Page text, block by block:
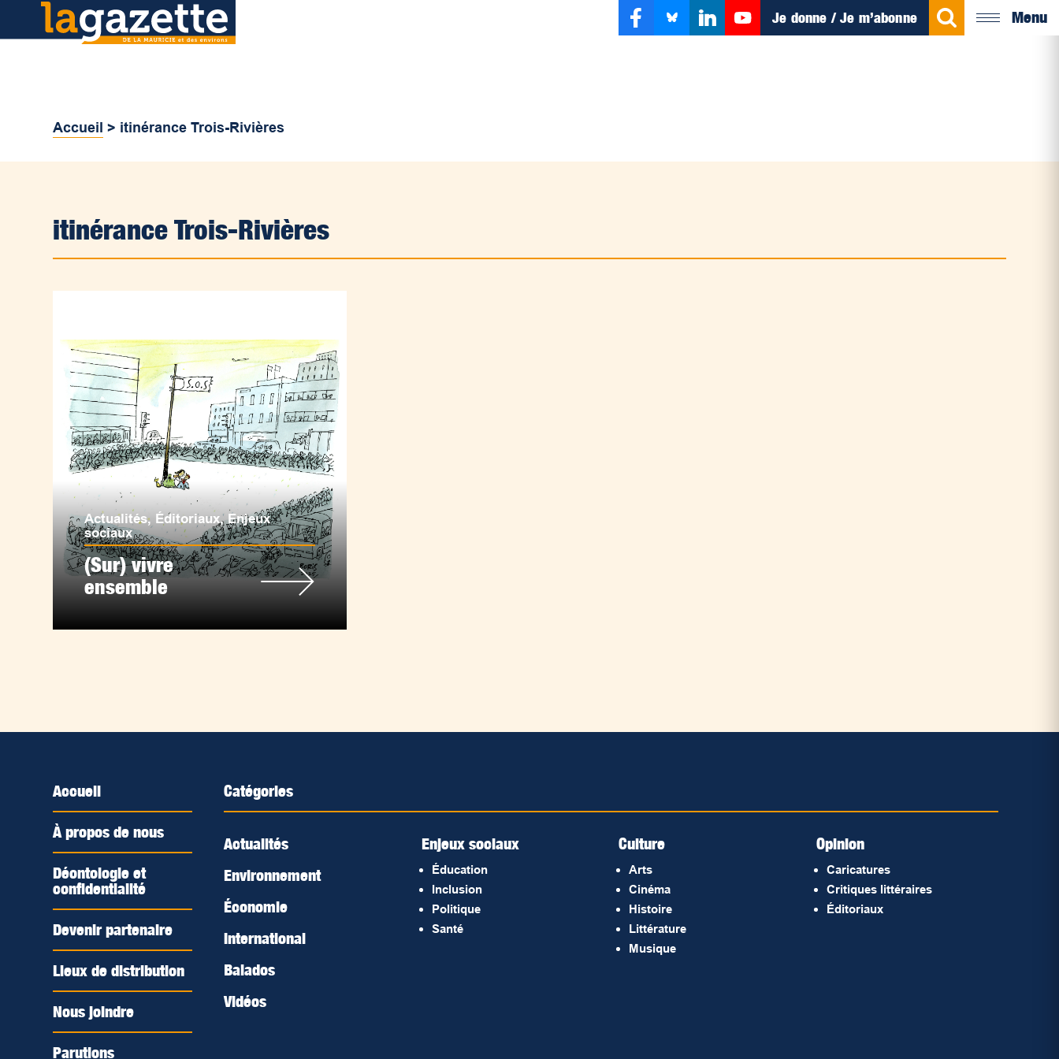
Je donne / Je m’abonne Menu
Accueil > itinérance Trois-Rivières
itinérance Trois-Rivières
Actualités, Éditoriaux,Enjeux
sociaux
(Sur) vivre
ensemble
Accueil
À propos de nous
Déontologie et
confidentialité
Devenir partenaire
Lieux de distribution
Nous joindre
Parutions
Catégories
Actualités
Environnement
Économie
International
Balados
Vidéos
Enjeux sociaux
Éducation
Inclusion
Politique
Santé
Culture
Arts
Cinéma
Histoire
Littérature
Musique
Opinion
Caricatures
Critiques littéraires
Éditoriaux